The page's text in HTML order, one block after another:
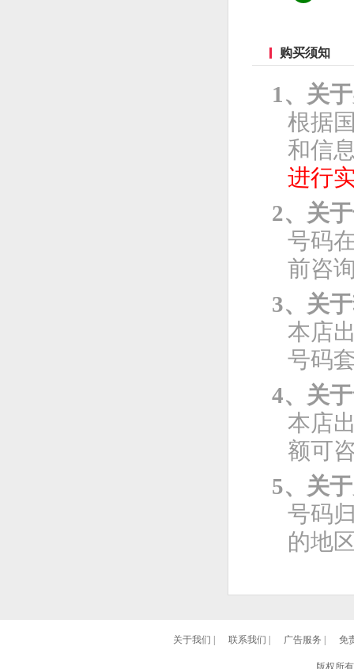
购买须知
1、关
根据
和信
进行
2、关
号码
前咨
3、关
本店
号码
4、关
本店
额可
5、关
号码
的地
关于我们 联系我们 广告服务 免
版权所